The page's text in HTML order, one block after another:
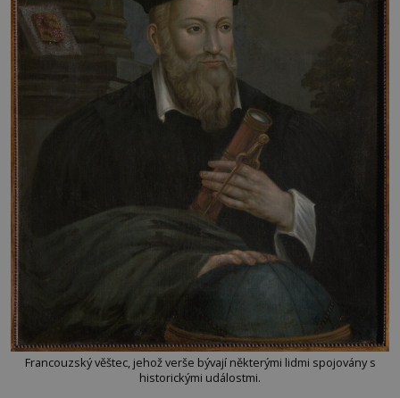
Francouzský věštec, jehož verše bývají některými lidmi spojovány s
historickými událostmi.